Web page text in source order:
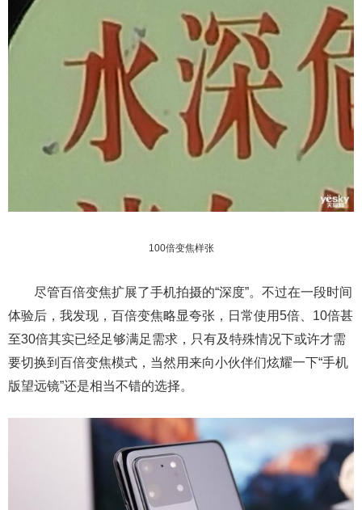
100倍变焦样张
尽管百倍变焦扩展了手机拍摄的“深度”。不过在一段时间
体验后，我发现，百倍变焦略显夸张，日常使用5倍、10倍甚
至30倍其实已经足够满足需求，只有及特殊情况下或许才需
要切换到百倍变焦模式，当然用来向小伙伴们炫耀一下“手机
版望远镜”还是相当不错的选择。